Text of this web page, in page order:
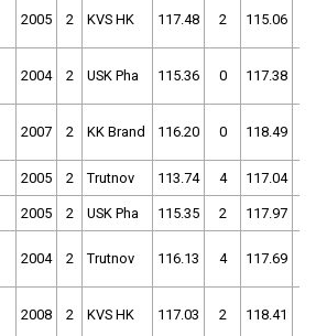
2005 2 KVS HK 117.48 2 115.06
2004 2 USK Pha 115.36 0 117.38
2007 2 KK Brand 116.20 0 118.49
2005 2 Trutnov 113.74 4 117.04
2005 2 USK Pha 115.35 2 117.97
2004 2 Trutnov 116.13 4 117.69
2008 2 KVS HK 117.03 2 118.41